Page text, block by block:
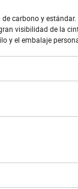
y estándar.
visibilidad de la
y el embalaje